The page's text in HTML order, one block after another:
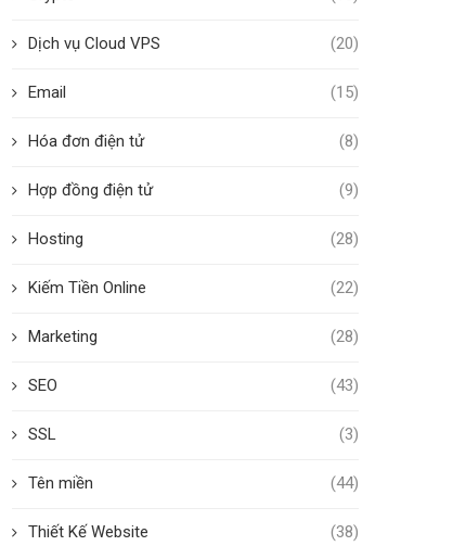
Dịch vụ Cloud VPS (20)
Email (15)
Hóa đơn điện tử (8)
Hợp đồng điện tử (9)
Hosting (28)
Kiếm Tiền Online (22)
Marketing (28)
SEO (43)
SSL (3)
Tên miền (44)
Thiết Kế Website (38)